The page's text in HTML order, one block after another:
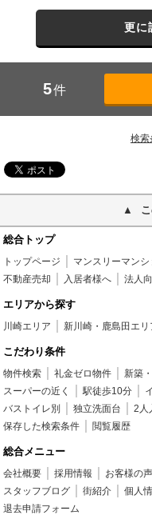
更に
5件
検索
総合トップ
トップページ マンスリーマンシ
不動産売却
入居者様へ 法人
エリアから探す
川崎エリア 新川崎・鹿島田エリ
こだわり条件
物件検索 礼金ゼロ物件 新築
スーパーの近く
駅徒歩10分
バストイレ別
独立洗面台 2人
保存した検索条件
閲覧履歴
総合メニュー
会社概要 採用情報 お客様の声
スタッフブログ
街紹介 個人
退去申請フォーム